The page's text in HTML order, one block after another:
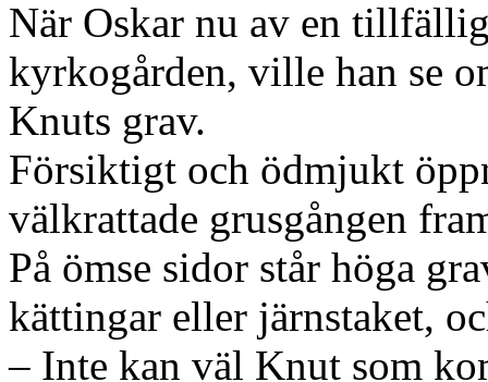
När Oskar nu av en
kyrkogården, ville han se
Knuts grav.
Försiktigt och ödmjukt
välkrattade grusgången
På ömse sidor står höga
kättingar eller järnstaket,
– Inte kan väl Knut som